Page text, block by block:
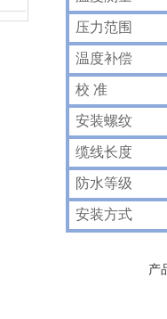
压力范围
温度补偿
校 准
安装螺纹
缆线长度
防水等级
安装方式
产